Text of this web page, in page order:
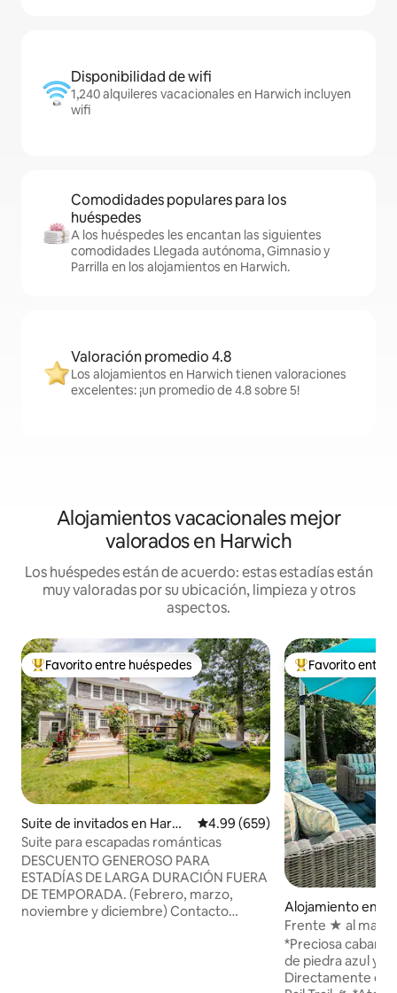
Disponibilidad de wifi
1,240 alquileres vacacionales en Harwich incluyen
wifi
Comodidades populares para los
huéspedes
A los huéspedes les encantan las siguientes
comodidades Llegada autónoma, Gimnasio y
Parrilla en los alojamientos en Harwich.
Valoración promedio 4.8
Los alojamientos en Harwich tienen valoraciones
excelentes: ¡un promedio de 4.8 sobre 5!
Alojamientos vacacionales mejor
valorados en Harwich
Los huéspedes están de acuerdo: estas estadías están
muy valoradas por su ubicación, limpieza y otros
aspectos.
Favorito entre huéspedes preferido
Favorito entre huéspedes
Suite de invitados en Harwi
ch
Calificación promedio: 4.99 de
4.99 (659)
Suite para escapadas románticas
DESCUENTO GENEROSO PARA
ESTADÍAS DE LARGA DURACIÓN FUERA
DE TEMPORADA. (Febrero, marzo,
noviembre y diciembre) Contacto
Favorito entre
Favorito entre
Alojamiento en
Frente ★ al mar
bici ★Bicicletas★
*Preciosa cabaña
de piedra azul y
Directamente en